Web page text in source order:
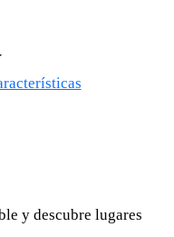
y descubre lugares